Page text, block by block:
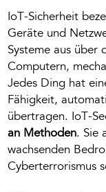
IoT-Sicherheit
Geräte und
Systeme aus über
Computern,
Jedes Ding hat
Fähigkeit,
übertragen. IoT-
an Methoden. Sie
wachsenden
Cyberterrorismus